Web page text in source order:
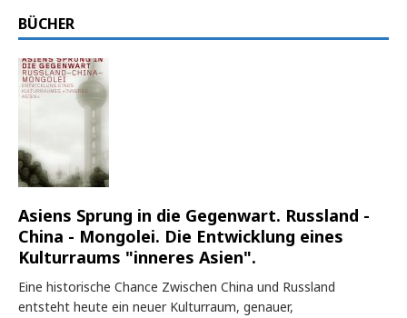
BÜCHER
Asiens Sprung in die Gegenwart. Russland -
China - Mongolei. Die Entwicklung eines
Kulturraums "inneres Asien".
Eine historische Chance Zwischen China und Russland
entsteht heute ein neuer Kulturraum, genauer,